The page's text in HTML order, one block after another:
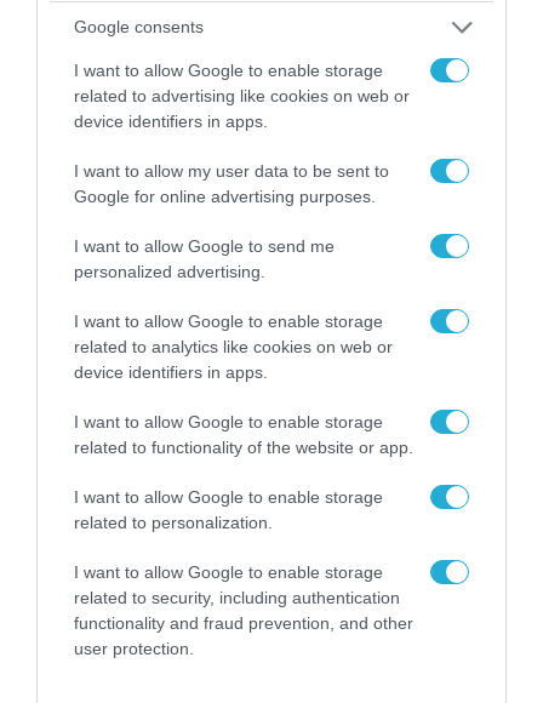
Google consents
I want to allow Google to enable storage
related to advertising like cookies on web or
device identifiers in apps.
I want to allow my user data to be sent to
Google for online advertising purposes.
I want to allow Google to send me
personalized advertising.
I want to allow Google to enable storage
related to analytics like cookies on web or
device identifiers in apps.
I want to allow Google to enable storage
related to functionality of the website or app.
I want to allow Google to enable storage
related to personalization.
I want to allow Google to enable storage
related to security, including authentication
functionality and fraud prevention, and other
user protection.
04.08.2026 | 15:02
Αυτή την ώρα το τελευταίο «αντίο» στον πρώην
υπουργό Ι.Βαρβιτσιώτη (φωτο)
Η ανακοίνωση του Πανελλήνιου Σωματείου
που γέλασε στη φωτιά